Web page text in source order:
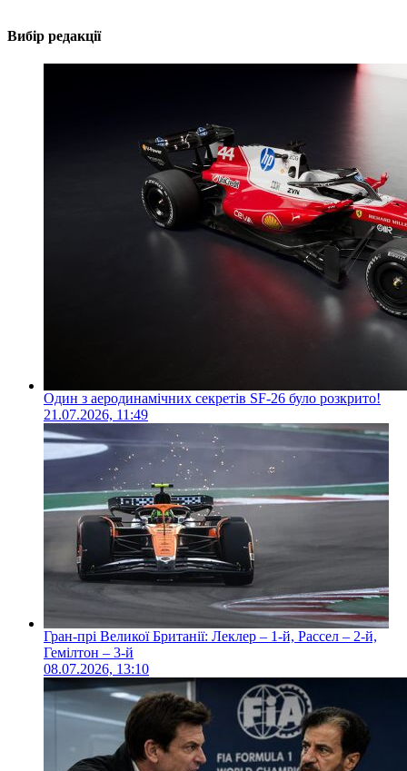
Вибір редакції
Один з аеродинамічних секретів SF-26 було розкрито!
21.07.2026, 11:49
Гран-прі Великої Британії: Леклер – 1-й, Рассел – 2-й,
Гемілтон – 3-й
08.07.2026, 13:10